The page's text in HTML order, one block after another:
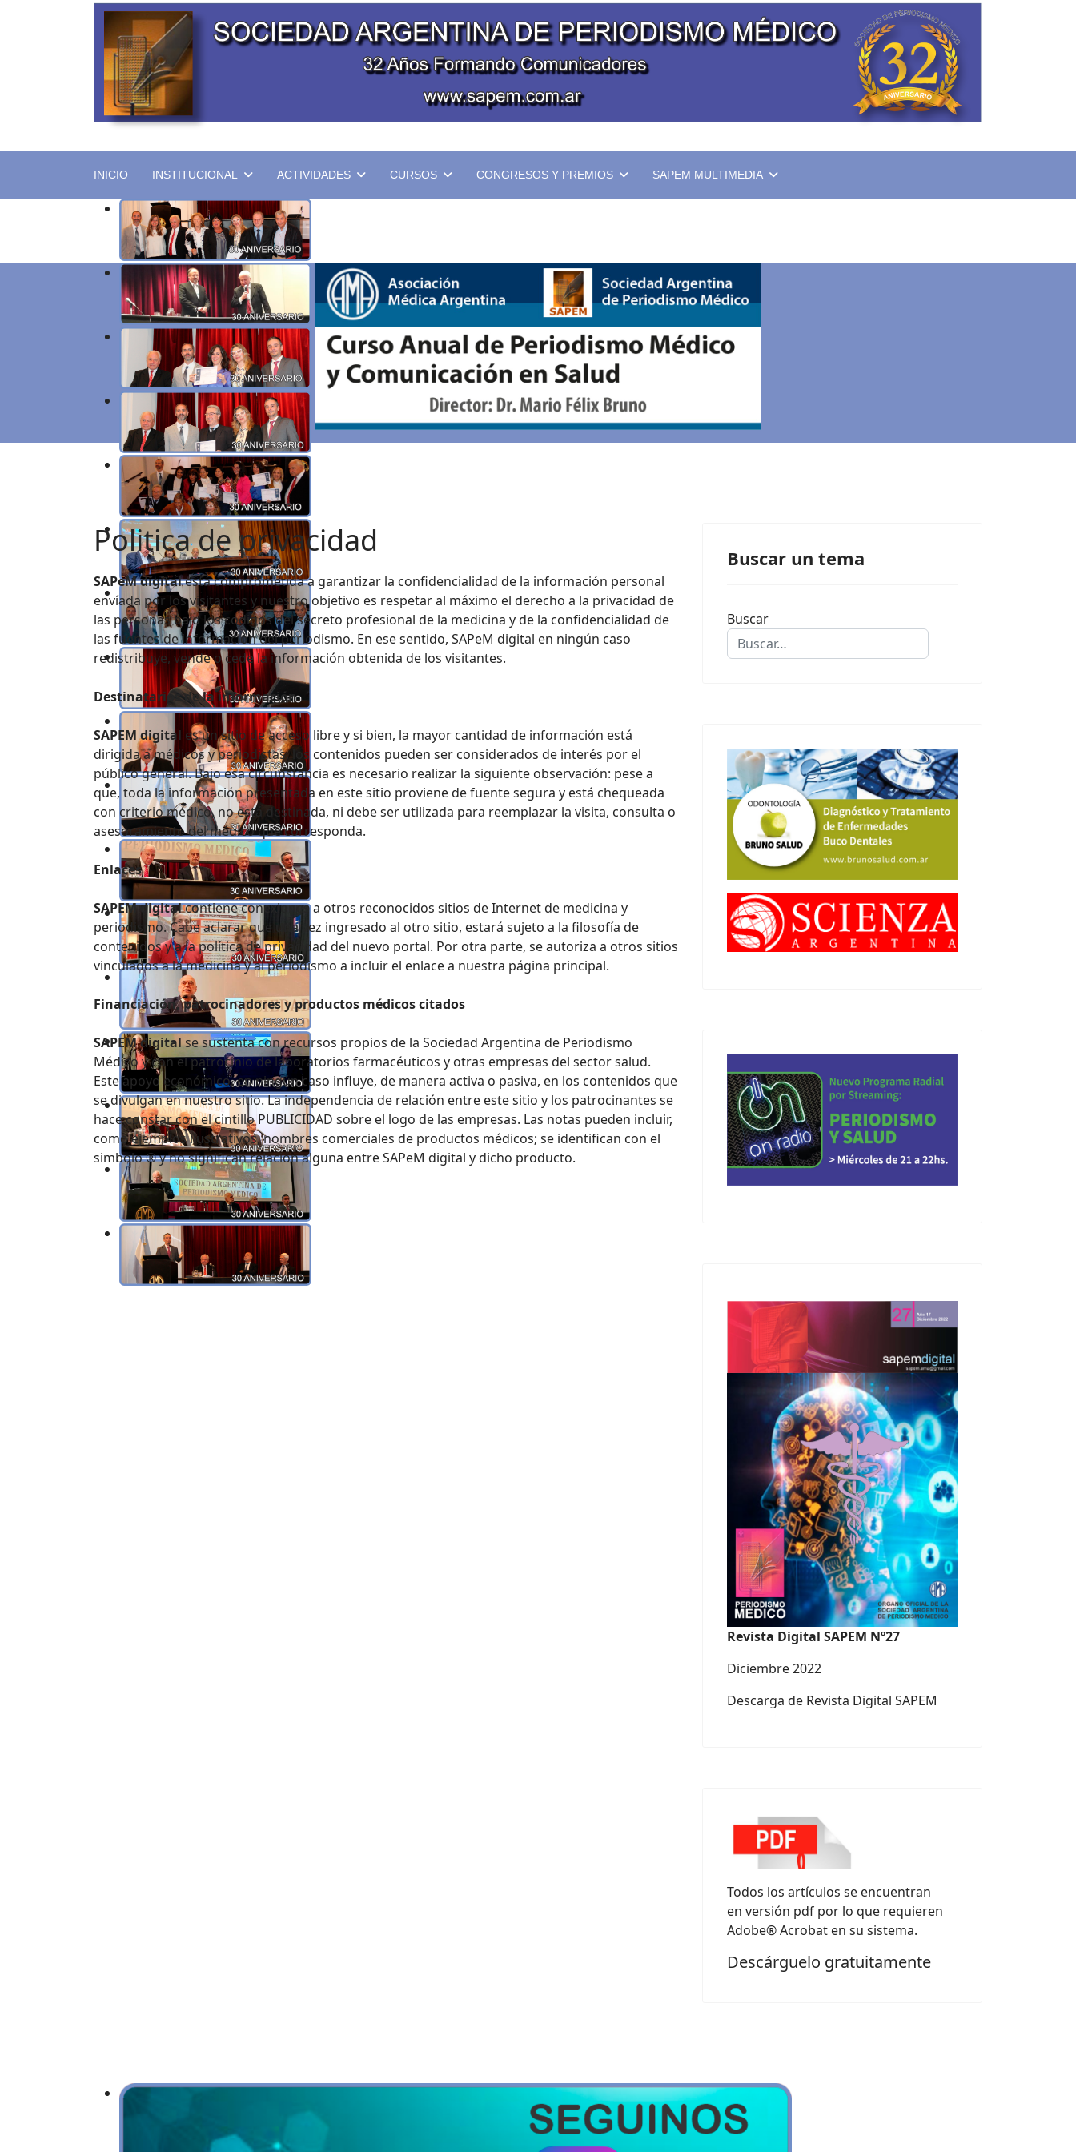
INICIO INSTITUCIONAL ACTIVIDADES CURSOS CONGRESOS Y PREMIOS SAPEM MULTIMEDIA
Politica de privacidad
SAPeM digitalestá comprometida a garantizar la confidencialidad de la información personal
envíada por los visitantes y nuestro objetivo es respetar al máximo el derecho a la privacidad de
las personas bajo los códigos del secreto profesional de la medicina y de la confidencialidad de
las fuentes de información del periodismo. En ese sentido, SAPeM digital en ningún caso
redistribuye, vende o cede la información obtenida de los visitantes.
Destinatarios de la información
SAPEM digital es un sitio de acceso libre y si bien, la mayor cantidad de información está
dirigida a médicos y periodistas, los contenidos pueden ser considerados de interés por el
público general. Bajo esa circunstancia es necesario realizar la siguiente observación: pese a
que, toda la información presentada en este sitio proviene de fuente segura y está chequeada
con criterio médico, no está destinada, ni debe ser utilizada para reemplazar la visita, consulta o
asesoramiento del médico que corresponda.
Enlaces
SAPEM digitalcontiene conexiones a otros reconocidos sitios de Internet de medicina y
periodismo. Cabe aclarar que una vez ingresado al otro sitio, estará sujeto a la filosofía de
contenidos y a la política de privacidad del nuevo portal. Por otra parte, se autoriza a otros sitios
vinculados a la medicina y al periodismo a incluir el enlace a nuestra página principal.
Financiación, patrocinadores y productos médicos citados
SAPEM digitalse sustenta con recursos propios de la Sociedad Argentina de Periodismo
Médico y con el patrocinio de laboratorios farmacéuticos y otras empresas del sector salud.
Este apoyo económico, en ningún caso influye, de manera activa o pasiva, en los contenidos que
se divulgan en nuestro sitio. La independencia de relación entre este sitio y los patrocinantes se
hace constar con el cintillo PUBLICIDAD sobre el logo de las empresas. Las notas pueden incluir,
como ejemplos ilustrativos, nombres comerciales de productos médicos; se identifican con el
simbolo ® y no significan relación alguna entre SAPeM digital y dicho producto.
Buscar un tema
Buscar
Revista Digital SAPEM Nº27
Diciembre 2022
Descarga de Revista Digital SAPEM
Todos los artículos se encuentran
en versión pdf por lo que requieren
Adobe® Acrobat en su sistema.
Descárguelo gratuitamente